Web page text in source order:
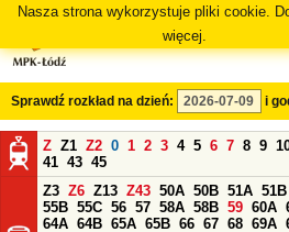
Nasza strona wykorzystuje pliki cookie.
więcej.
Sprawdź rozkład na dzień: i
Z Z1 Z2 0 1 2 3 4 5 6 7 8 9
41 43 45
Z3 Z6 Z13 Z43 50A 50B 51A 51B
55B 55C 56 57 58A 58B 59 60A
64A 64B 65A 65B 66 67 68 69A